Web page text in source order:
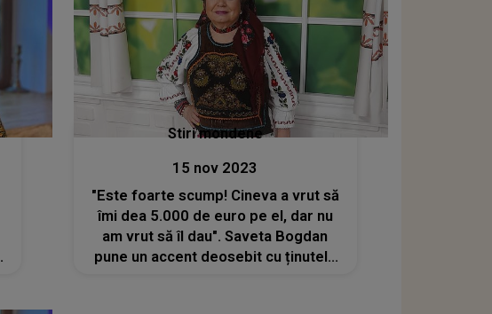
Stiri mondene
15 nov 2023
"Este foarte scump! Cineva a vrut să
îmi dea 5.000 de euro pe el, dar nu
am vrut să îl dau". Saveta Bogdan
pune un accent deosebit cu ținutele